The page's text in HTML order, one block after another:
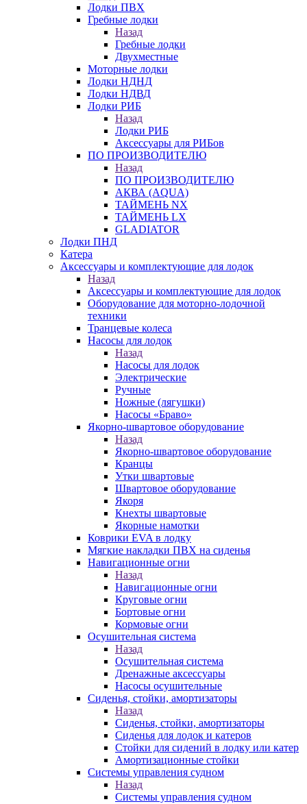
Лодки ПВХ
Гребные лодки
Назад
Гребные лодки
Двухместные
Моторные лодки
Лодки НДНД
Лодки НДВД
Лодки РИБ
Назад
Лодки РИБ
Аксессуары для РИБов
ПО ПРОИЗВОДИТЕЛЮ
Назад
ПО ПРОИЗВОДИТЕЛЮ
АКВА (AQUA)
ТАЙМЕНЬ NX
ТАЙМЕНЬ LX
GLADIATOR
Лодки ПНД
Катера
Аксессуары и комплектующие для лодок
Назад
Аксессуары и комплектующие для лодок
Оборудование для моторно-лодочной
техники
Транцевые колеса
Насосы для лодок
Назад
Насосы для лодок
Электрические
Ручные
Ножные (лягушки)
Насосы «Браво»
Якорно-швартовое оборудование
Назад
Якорно-швартовое оборудование
Кранцы
Утки швартовые
Швартовое оборудование
Якоря
Кнехты швартовые
Якорные намотки
Коврики EVA в лодку
Мягкие накладки ПВХ на сиденья
Навигационные огни
Назад
Навигационные огни
Круговые огни
Бортовые огни
Кормовые огни
Осушительная система
Назад
Осушительная система
Дренажные аксессуары
Насосы осушительные
Сиденья, стойки, амортизаторы
Назад
Сиденья, стойки, амортизаторы
Сиденья для лодок и катеров
Стойки для сидений в лодку или катер
Амортизационные стойки
Системы управления судном
Назад
Системы управления судном